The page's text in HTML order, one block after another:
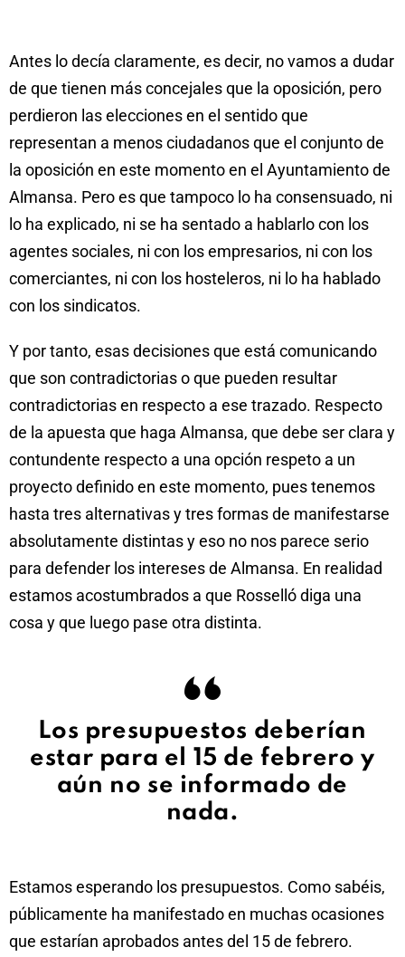
Antes lo decía claramente, es decir, no vamos a dudar
de que tienen más concejales que la oposición, pero
perdieron las elecciones en el sentido que
representan a menos ciudadanos que el conjunto de
la oposición en este momento en el Ayuntamiento de
Almansa. Pero es que tampoco lo ha consensuado, ni
lo ha explicado, ni se ha sentado a hablarlo con los
agentes sociales, ni con los empresarios, ni con los
comerciantes, ni con los hosteleros, ni lo ha hablado
con los sindicatos.
Y por tanto, esas decisiones que está comunicando
que son contradictorias o que pueden resultar
contradictorias en respecto a ese trazado. Respecto
de la apuesta que haga Almansa, que debe ser clara y
contundente respecto a una opción respeto a un
proyecto definido en este momento, pues tenemos
hasta tres alternativas y tres formas de manifestarse
absolutamente distintas y eso no nos parece serio
para defender los intereses de Almansa. En realidad
estamos acostumbrados a que Rosselló diga una
cosa y que luego pase otra distinta.
Los presupuestos deberían
estar para el 15 de febrero y
aún no se informado de
nada.
Estamos esperando los presupuestos. Como sabéis,
públicamente ha manifestado en muchas ocasiones
que estarían aprobados antes del 15 de febrero.